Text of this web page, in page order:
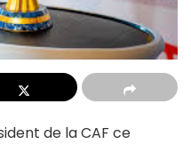
de la CAF ce